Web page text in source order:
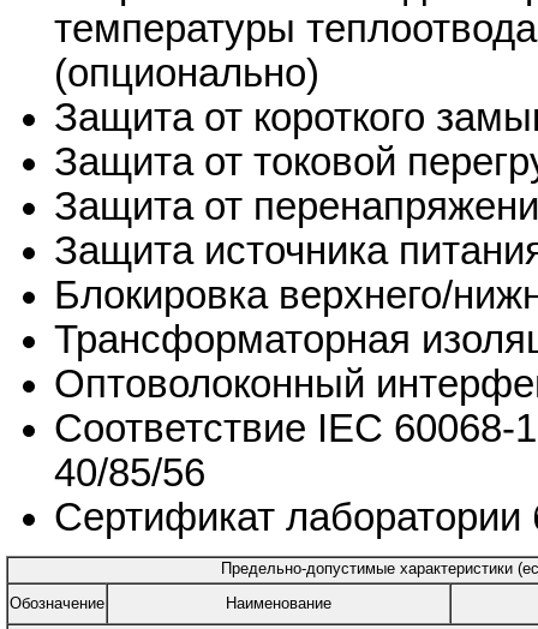
температуры
(опционально)
Защита от короткого
Защита от токовой
Защита от
Защита источника
Блокировка верхнего/
Трансформаторная
Оптоволоконный
Соответствие IEC 60068-
40/85/56
Сертификат лаборатории
Предельно-допустимые характеристики
Обозначение
Наименование